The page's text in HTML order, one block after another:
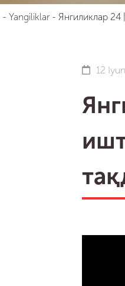
- Yangiliklar - Янгиликлар 24
12